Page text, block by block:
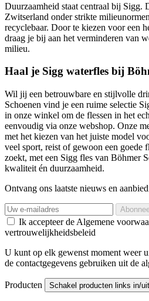
Duurzaamheid staat centraal bij Sigg.
Zwitserland onder strikte
recyclebaar. Door te kiezen voor een
draag je bij aan het verminderen van
milieu.
Haal je Sigg waterfles bij
Wil jij een betrouwbare en stijlvolle
Schoenen vind je een ruime selectie
in onze winkel om de flessen in het
eenvoudig via onze webshop. Onze
met het kiezen van het juiste model
veel sport, reist of gewoon een goede
zoekt, met een Sigg fles van Böhmer
kwaliteit én duurzaamheid.
Ontvang ons laatste nieuws en
Ik accepteer de Algemene
vertrouwelijkheidsbeleid
U kunt op elk gewenst moment weer
de contactgegevens gebruiken uit de
Producten Schakel producten links in/uit